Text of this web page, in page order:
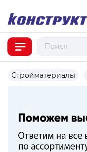
Стройматериалы